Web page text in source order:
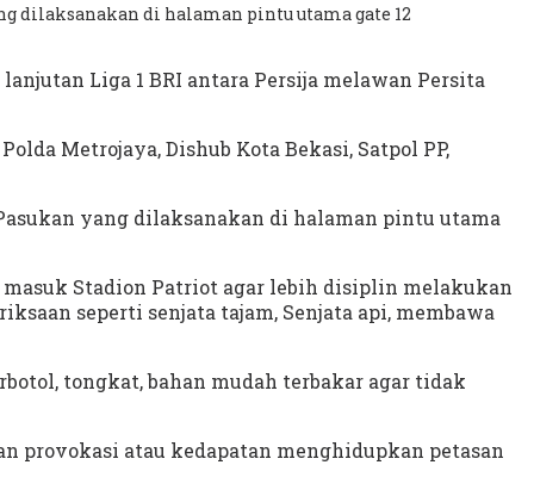
dilaksanakan di halaman pintu utama gate 12
Liga 1 BRI antara Persija melawan Persita
Metrojaya, Dishub Kota Bekasi, Satpol PP,
yang dilaksanakan di halaman pintu utama
Stadion Patriot agar lebih disiplin melakukan
seperti senjata tajam, Senjata api, membawa
tongkat, bahan mudah terbakar agar tidak
provokasi atau kedapatan menghidupkan petasan